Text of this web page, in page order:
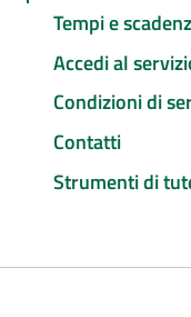
Tempi e
Accedi al
Condizioni di
Contatti
Strumenti di